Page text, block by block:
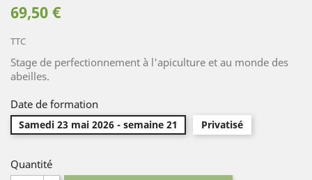
69,50 €
TTC
Stage de perfectionnement à l'apiculture et au monde des
abeilles.
Date de formation
Samedi 23 mai 2026 - semaine 21 Privatisé
Quantité